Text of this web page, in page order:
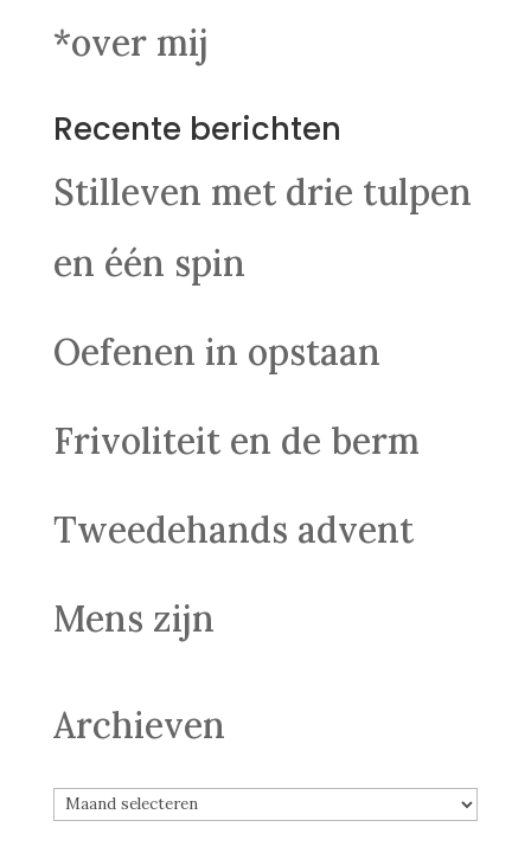
*over mij
Recente berichten
Stilleven met drie tulpen
en één spin
Oefenen in opstaan
Frivoliteit en de berm
Tweedehands advent
Mens zijn
Archieven